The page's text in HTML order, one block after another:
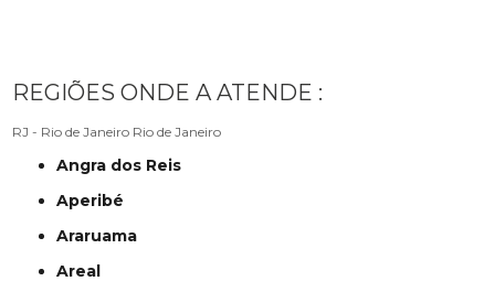
REGIÕES ONDE A ATENDE :
RJ - Rio de Janeiro Rio de Janeiro
Angra dos Reis
Aperibé
Araruama
Areal